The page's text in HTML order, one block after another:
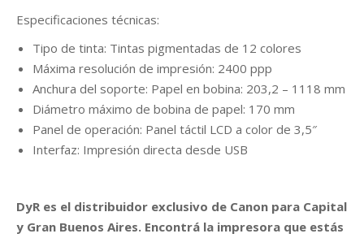
Especificaciones técnicas:
Tipo de tinta: Tintas pigmentadas de 12 colores
Máxima resolución de impresión: 2400 ppp
Anchura del soporte: Papel en bobina: 203,2 – 1118 mm
Diámetro máximo de bobina de papel: 170 mm
Panel de operación: Panel táctil LCD a color de 3,5″
Interfaz: Impresión directa desde USB
DyR es el distribuidor exclusivo de Canon para Capital
y Gran Buenos Aires. Encontrá la impresora que estás